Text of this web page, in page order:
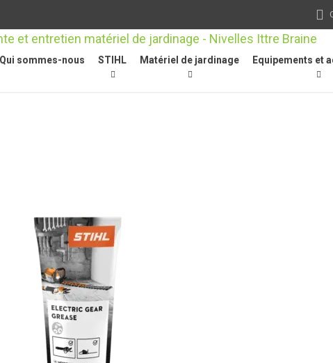
Qui sommes-nous STIHL Matériel de jardinage Equipements et
jardin / sécateurs / coupe-branches / scies à branches Autres